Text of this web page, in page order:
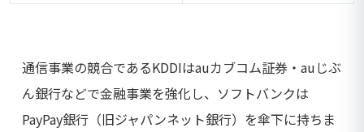
通信事業の競合であるKDDIはauカブコム証券・auじぶ
ん銀行などで金融事業を強化し、ソフトバンクは
PayPay銀行（旧ジャパンネット銀行）を傘下に持ちま